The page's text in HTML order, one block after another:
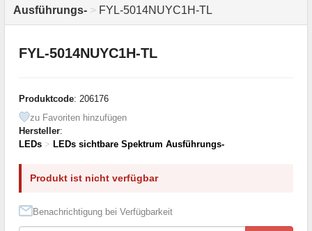
Ausführungs- > FYL-5014NUYC1H-TL
FYL-5014NUYC1H-TL
Produktcode: 206176
zu Favoriten hinzufügen
Hersteller:
LEDs > LEDs sichtbare Spektrum Ausführungs-
Produkt ist nicht verfügbar
Benachrichtigung bei Verfügbarkeit